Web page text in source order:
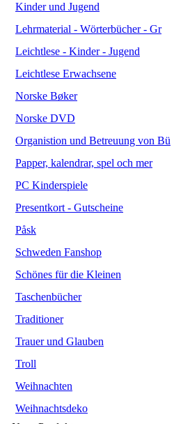
Kinder und Jugend
Lehrmaterial - Wörterbücher - Gr
Leichtlese - Kinder - Jugend
Leichtlese Erwachsene
Norske Bøker
Norske DVD
Organistion und Betreuung von Bü
Papper, kalendrar, spel och mer
PC Kinderspiele
Presentkort - Gutscheine
Påsk
Schweden Fanshop
Schönes für die Kleinen
Taschenbücher
Traditioner
Trauer und Glauben
Troll
Weihnachten
Weihnachtsdeko